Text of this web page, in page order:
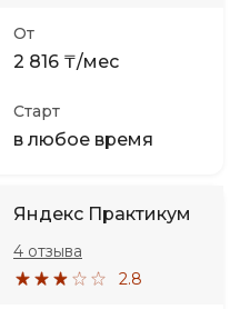
От
2 816 ₸/мес
Старт
в любое время
Яндекс Практикум
2.8
4 отзыва